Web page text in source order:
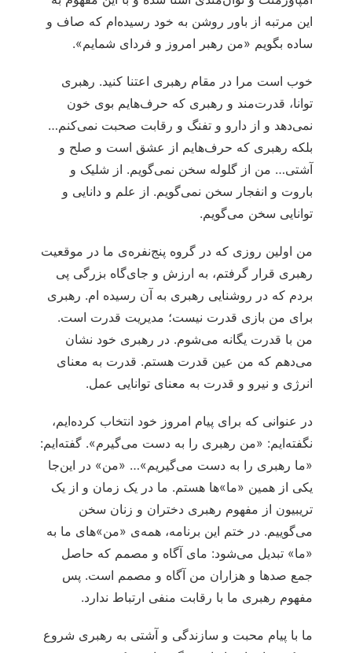
این مرتبه از باور روشن به خود رسیده‌ام که صاف و
ساده بگویم «من رهبر امروز و فردای شمایم».
خوب است مرا در مقام رهبری اعتنا کنید. رهبری
توانا، قدرت‌مند و رهبری که حرف‌هایم بوی خون
نمی‌دهد و از دارو و تفنگ و رقابت صحبت نمی‌کنم…
بلکه رهبری که حرف‌هایم از عشق است و صلح و
آشتی… من از گلوله سخن نمی‌گویم. از شلیک و
باروت و انفجار سخن نمی‌گویم. از علم و دانایی و
توانایی سخن می‌گویم.
من اولین روزی که در گروه پنج‌نفره‌ی ما در موقعیت
رهبری قرار گرفتم، به ارزش و جای‌گاه بزرگی پی
بردم که در روشنایی رهبری به آن رسیده ام. رهبری
برای من بازی قدرت نیست؛ مدیریت قدرت است.
من با قدرت یگانه می‌شوم. در رهبری خود نشان
می‌دهم که من عین قدرت هستم. قدرت به معنای
انرژی و نیرو و قدرت به معنای توانایی عمل.
در عنوانی که برای پیام امروز خود انتخاب کرده‌ایم،
نگفته‌ایم: «من رهبری را به دست می‌گیرم». گفته‌ایم:
«ما رهبری را به دست می‌گیریم»… «من» در این‌جا
یکی از همین «ما»ها هستم. ما در یک زمان و از یک
تریبیون از مفهوم رهبری دختران و زنان سخن
می‌گوییم. در ختم این برنامه، همه‌ی «من»‌های ما به
«ما» تبدیل می‌شود: مای آگاه و مصمم که حاصل
جمع صدها و هزاران من آگاه و مصمم است. پس
مفهوم رهبری ما با رقابت منفی ارتباط ندارد.
ما با پیام محبت و سازندگی و آشتی به رهبری شروع